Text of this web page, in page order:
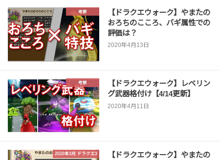
考察
【ドラクエウォーク】やまたの
おろちのこころ、バギ属性での
評価は？
2020年4月13日
考察
【ドラクエウォーク】レベリン
グ武器格付け【4/14更新】
2020年4月11日
2020年3月 ドラクエ3
【ドラクエウォーク】やまたの